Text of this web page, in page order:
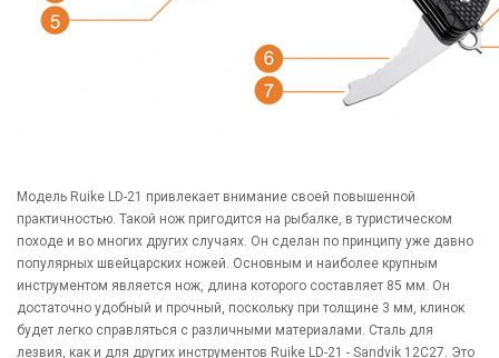
Модель Ruike LD-21 привлекает внимание своей повышенной
практичностью. Такой нож пригодится на рыбалке, в туристическом
походе и во многих других случаях. Он сделан по принципу уже давно
популярных швейцарских ножей. Основным и наиболее крупным
инструментом является нож, длина которого составляет 85 мм. Он
достаточно удобный и прочный, поскольку при толщине 3 мм, клинок
будет легко справляться с различными материалами. Сталь для
лезвия, как и для других инструментов Ruike LD-21 - Sandvik 12C27. Это